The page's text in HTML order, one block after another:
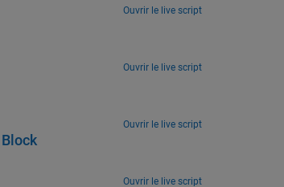
Ouvrir le live script
Ouvrir le live script
Ouvrir le live script
Ouvrir le live script